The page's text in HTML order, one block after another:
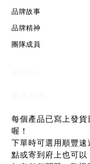
品牌故事
品牌精神
團隊成員
每個產品已寫上發
喔！
下單時可選用順豐
點或寄到府上也可以